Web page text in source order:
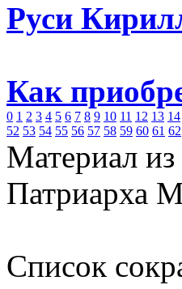
Руси
Как
0 1 2 3 4 5 6 7 8 9 10 11 12 13 14
52 53 54 55 56 57 58 59 60 61 62
Материал
Патриарха
Список